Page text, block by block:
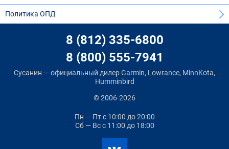
Политика ОПД
8 (812) 335-6800
8 (800) 555-7941
Сусанин — официальный дилер Garmin, Lowrance, MinnKota,
Humminbird
© 2006-2026
Пн — Птс 10:00 до 20:00
Сб — Всс 11:00 до 18:00